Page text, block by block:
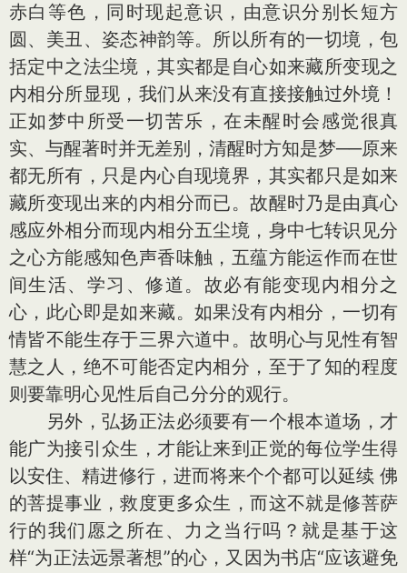
赤白等色，同时现起意识，由意识分别长短方
圆、美丑、姿态神韵等。所以所有的一切境，包
括定中之法尘境，其实都是自心如来藏所变现之
内相分所显现，我们从来没有直接接触过外境！
正如梦中所受一切苦乐，在未醒时会感觉很真
实、与醒著时并无差别，清醒时方知是梦──原来
都无所有，只是内心自现境界，其实都只是如来
藏所变现出来的内相分而已。故醒时乃是由真心
感应外相分而现内相分五尘境，身中七转识见分
之心方能感知色声香味触，五蕴方能运作而在世
间生活、学习、修道。故必有能变现内相分之
心，此心即是如来藏。如果没有内相分，一切有
情皆不能生存于三界六道中。故明心与见性有智
慧之人，绝不可能否定内相分，至于了知的程度
则要靠明心见性后自己分分的观行。
另外，弘扬正法必须要有一个根本道场，才
能广为接引众生，才能让来到正觉的每位学生得
以安住、精进修行，进而将来个个都可以延续 佛
的菩提事业，救度更多众生，而这不就是修菩萨
行的我们愿之所在、力之当行吗？就是基于这
样“为正法远景著想”的心，又因为书店“应该避免